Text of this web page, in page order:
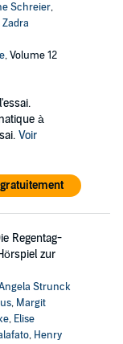
Schreier,
, Volume 12
à
Voir
Regentag-
zur
Strunck
, Margit
, Elise
, Henry